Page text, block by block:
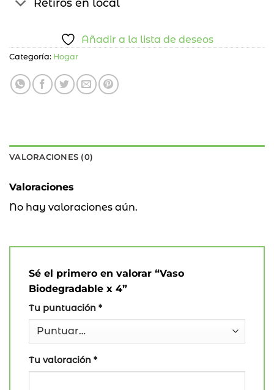
Añadir a la lista de deseos
Categoría: Hogar
VALORACIONES (0)
Valoraciones
No hay valoraciones aún.
Sé el primero en valorar “Vaso
Biodegradable x 4”
Tu puntuación *
Tu valoración *